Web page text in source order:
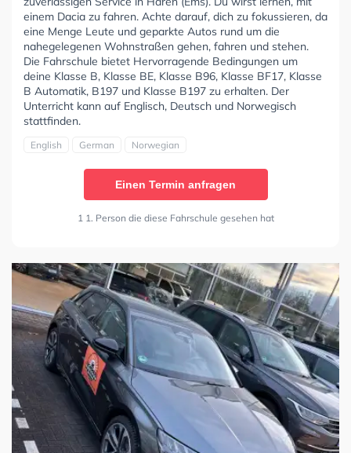
einem Dacia zu fahren. Achte darauf, dich zu fokussieren, da
eine Menge Leute und geparkte Autos rund um die
nahegelegenen Wohnstraßen gehen, fahren und stehen.
Die Fahrschule bietet Hervorragende Bedingungen um
deine Klasse B, Klasse BE, Klasse B96, Klasse BF17, Klasse
B Automatik, B197 und Klasse B197 zu erhalten. Der
Unterricht kann auf Englisch, Deutsch und Norwegisch
stattfinden.
English German Norwegian
Einen Termin anfragen
1 1. Person die diese Fahrschule gesehen hat